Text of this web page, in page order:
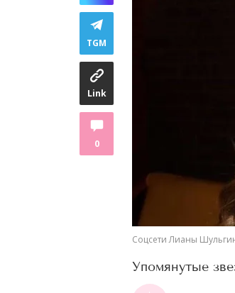
TGM
Link
0
Соцсети Лианы
Упомянутые